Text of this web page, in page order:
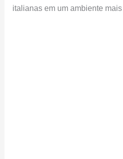
italianas em um ambiente